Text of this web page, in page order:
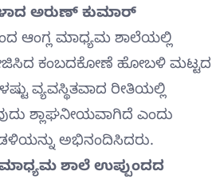
ಅರುಣ್ ಕುಮಾರ್
ಆಂಗ್ಲ ಮಾಧ್ಯಮ ಶಾಲೆಯಲ್ಲಿ
ಕಂಬದಕೋಣೆ ಹೋಬಳಿ ಮಟ್ಟದ
ವ್ಯವಸ್ಥಿತವಾದ ರೀತಿಯಲ್ಲಿ
ಶ್ಲಾಘನೀಯವಾಗಿದೆ ಎಂದು
ಅಭಿನಂದಿಸಿದರು.
ಶಾಲೆ ಉಪ್ಪುಂದದ